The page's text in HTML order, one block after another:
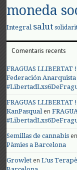
moneda
Integral salut
Comentaris recents
FRAGUAS
Federación Anarquista
FRAGUAS
KanPasqualen
Semillas de cannabis
Pàmies a Barcelona
Growlet enL’us